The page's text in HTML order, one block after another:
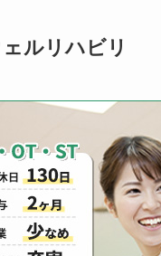
ルリハビリ